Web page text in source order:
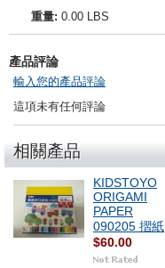
重量: 0.00 LBS
產品評論
輸入您的產品評論
這項未有任何評論
相關產品
KIDSTOYO
ORIGAMI
PAPER
090205 摺紙
$60.00